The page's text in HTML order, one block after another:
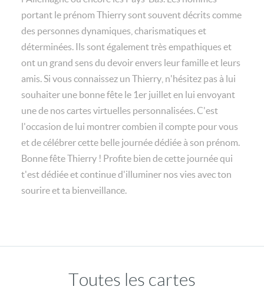
portant le prénom Thierry sont souvent décrits comme
des personnes dynamiques, charismatiques et
déterminées. Ils sont également très empathiques et
ont un grand sens du devoir envers leur famille et leurs
amis. Si vous connaissez un Thierry, n'hésitez pas à lui
souhaiter une bonne fête le 1er juillet en lui envoyant
une de nos cartes virtuelles personnalisées. C'est
l'occasion de lui montrer combien il compte pour vous
et de célébrer cette belle journée dédiée à son prénom.
Bonne fête Thierry ! Profite bien de cette journée qui
t'est dédiée et continue d'illuminer nos vies avec ton
sourire et ta bienveillance.
Toutes les cartes